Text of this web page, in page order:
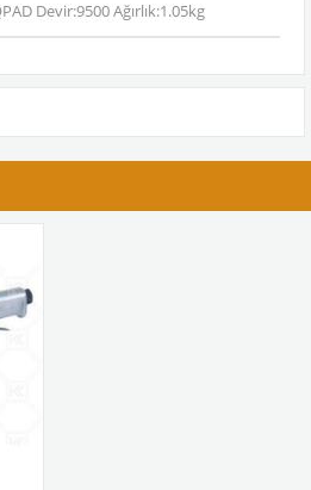
Devir:9500 Ağırlık:1.05kg